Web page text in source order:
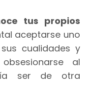
tus propios
aceptarse uno
cualidades y
al
ser de otra